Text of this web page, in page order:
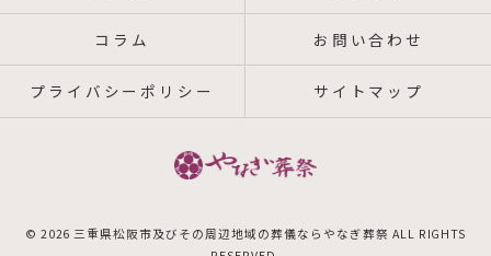
コラム お問い合わせ
プライバシーポリシー サイトマップ
© 2026 三重県松阪市及びその周辺地域の葬儀ならやなぎ葬祭 ALL RIGHTS